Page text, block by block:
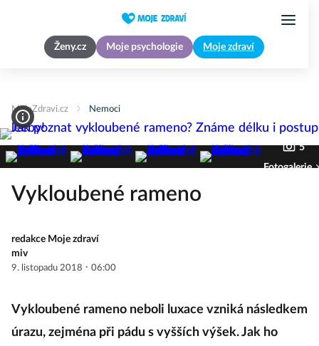
Ženy.cz Moje psychologie Moje zdraví
MojeZdravi.cz Nemoci
5
Fotogalerie
Vykloubené rameno
redakce Moje zdraví
miv
9. listopadu 2018 · 06:00
Vykloubené rameno neboli luxace vzniká následkem
úrazu, zejména při pádu s vyšších výšek. Jak ho